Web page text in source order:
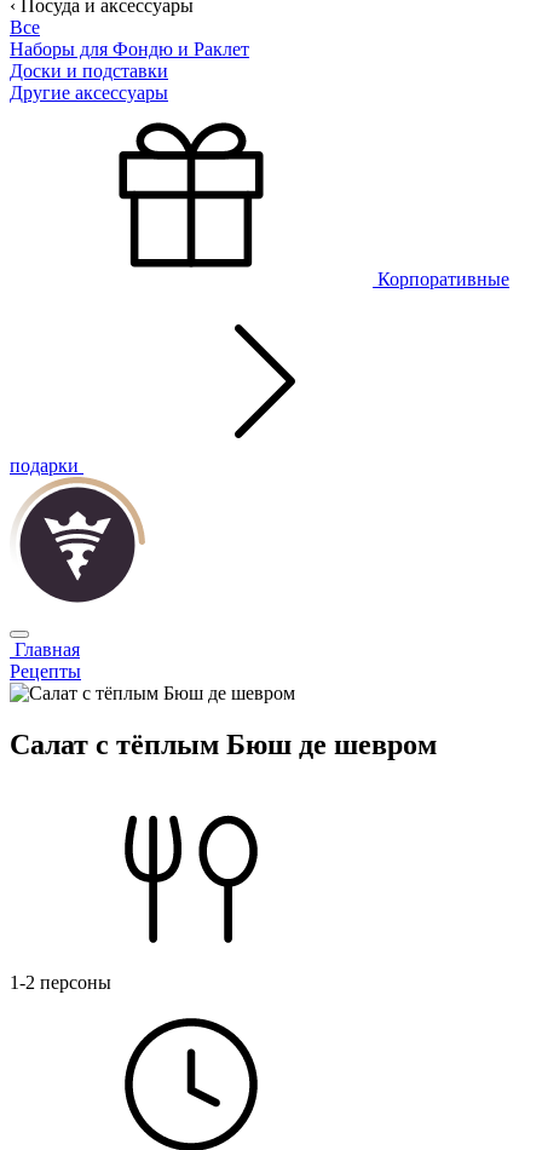
‹ Посуда и аксессуары
Все
Наборы для Фондю и Раклет
Доски и подставки
Другие аксессуары
Корпоративные
подарки
Главная
Рецепты
Салат с тёплым Бюш де шевром
1-2 персоны